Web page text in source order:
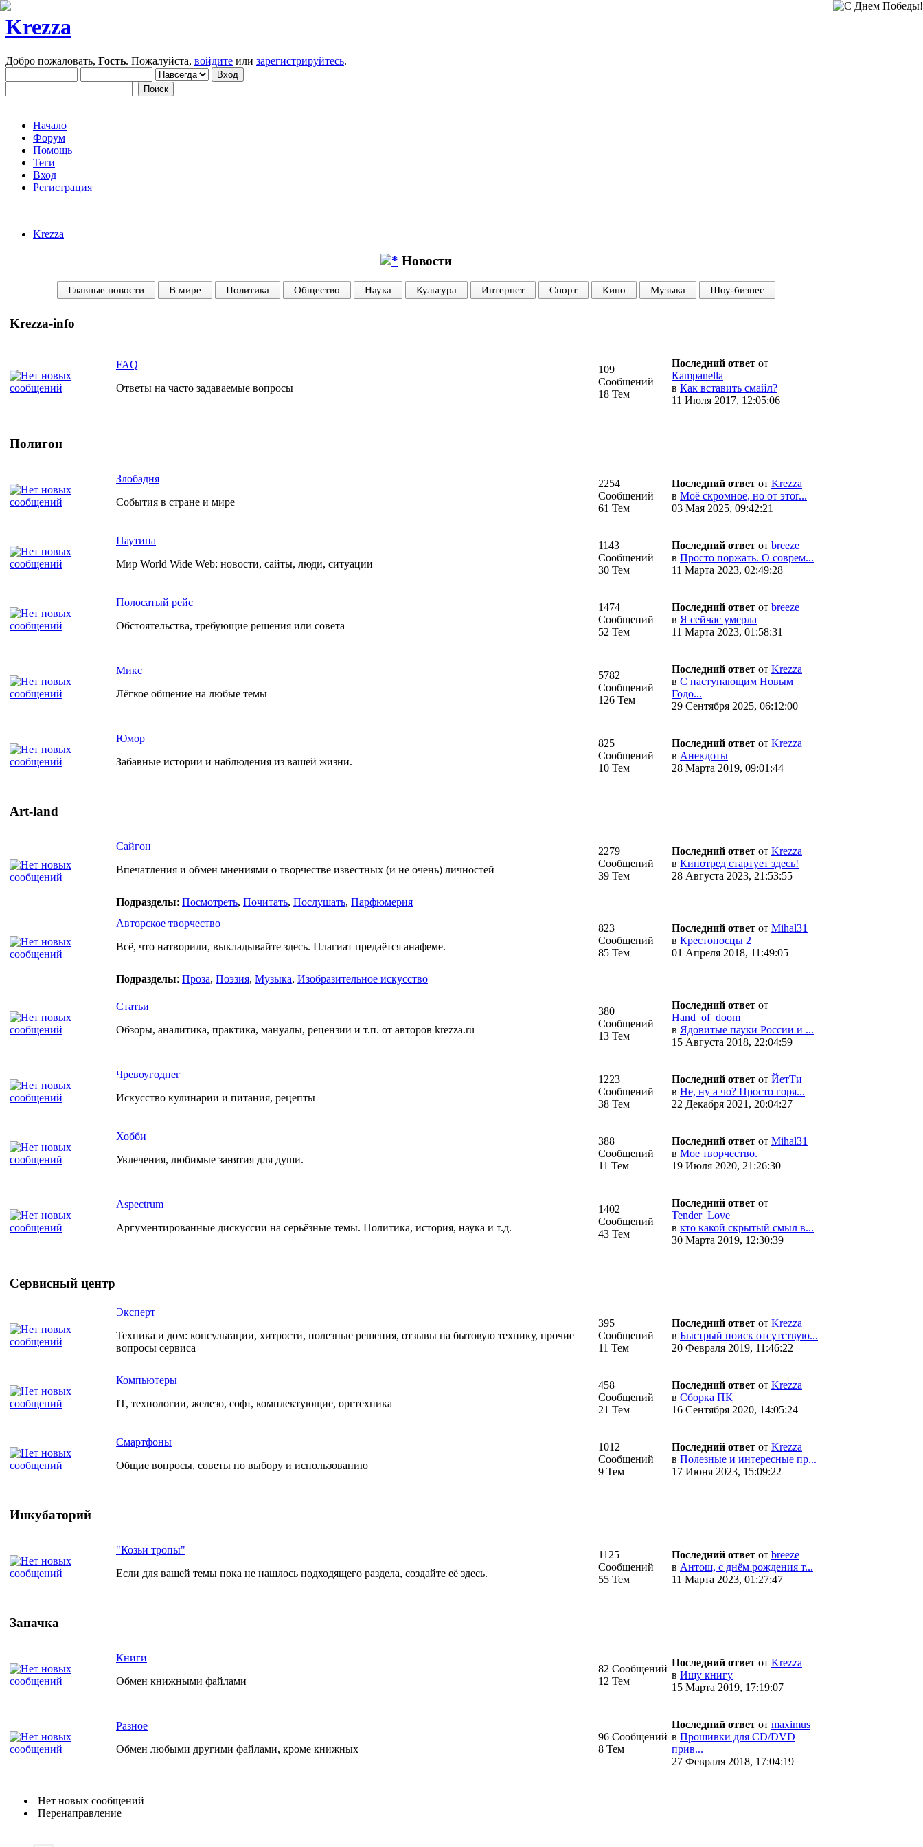
Krezza
Добро пожаловать, Гость. Пожалуйста, войдите или зарегистрируйтесь.
Начало
Форум
Помощь
Теги
Вход
Регистрация
Krezza
Новости
Главные новости В мире Политика Общество Наука Культура Интернет Спорт Кино Музыка Шоу-бизнес
Krezza-info
FAQ
Ответы на часто задаваемые вопросы
109
Сообщений
18 Тем
Последний ответ от
Кampanella
в Как вставить смайл?
11 Июля 2017, 12:05:06
Полигон
Злобадня
События в стране и мире
2254
Сообщений
61 Тем
Последний ответ от Krezza
в Моё скромное, но от этог...
03 Мая 2025, 09:42:21
Паутина
Мир World Wide Web: новости, сайты, люди, ситуации
1143
Сообщений
30 Тем
Последний ответ от breeze
в Просто поржать. О соврем...
11 Марта 2023, 02:49:28
Полосатый рейс
Обстоятельства, требующие решения или совета
1474
Сообщений
52 Тем
Последний ответ от breeze
в Я сейчас умерла
11 Марта 2023, 01:58:31
Микс
Лёгкое общение на любые темы
5782
Сообщений
126 Тем
Последний ответ от Krezza
в С наступающим Новым
Годо...
29 Сентября 2025, 06:12:00
Юмор
Забавные истории и наблюдения из вашей жизни.
825
Сообщений
10 Тем
Последний ответ от Krezza
в Анекдоты
28 Марта 2019, 09:01:44
Art-land
Сайгон
Впечатления и обмен мнениями о творчестве известных (и не очень) личностей
2279
Сообщений
39 Тем
Последний ответ от Krezza
в Кинотред стартует здесь!
28 Августа 2023, 21:53:55
Подразделы: Посмотреть, Почитать, Послушать, Парфюмерия
Авторское творчество
Всё, что натворили, выкладывайте здесь. Плагиат предаётся анафеме.
823
Сообщений
85 Тем
Последний ответ от Mihal31
в Крестоносцы 2
01 Апреля 2018, 11:49:05
Подразделы: Проза, Поэзия, Музыка, Изобразительное искусство
Статьи
Обзоры, аналитика, практика, мануалы, рецензии и т.п. от авторов krezza.ru
380
Сообщений
13 Тем
Последний ответ от
Hand_of_doom
в Ядовитые пауки России и ...
15 Августа 2018, 22:04:59
Чревоугоднег
Искусство кулинарии и питания, рецепты
1223
Сообщений
38 Тем
Последний ответ от ЙетТи
в Не, ну а чо? Просто горя...
22 Декабря 2021, 20:04:27
Хобби
Увлечения, любимые занятия для души.
388
Сообщений
11 Тем
Последний ответ от Mihal31
в Мое творчество.
19 Июля 2020, 21:26:30
Aspectrum
Аргументированные дискуссии на серьёзные темы. Политика, история, наука и т.д.
1402
Сообщений
43 Тем
Последний ответ от
Tender_Love
в кто какой скрытый смыл в...
30 Марта 2019, 12:30:39
Сервисный центр
Эксперт
Техника и дом: консультации, хитрости, полезные решения, отзывы на бытовую технику, прочие
вопросы сервиса
395
Сообщений
11 Тем
Последний ответ от Krezza
в Быстрый поиск отсутствую...
20 Февраля 2019, 11:46:22
Компьютеры
IT, технологии, железо, софт, комплектующие, оргтехника
458
Сообщений
21 Тем
Последний ответ от Krezza
в Сборка ПК
16 Сентября 2020, 14:05:24
Смартфоны
Общие вопросы, советы по выбору и использованию
1012
Сообщений
9 Тем
Последний ответ от Krezza
в Полезные и интересные пр...
17 Июня 2023, 15:09:22
Инкубаторий
"Козьи тропы"
Если для вашей темы пока не нашлось подходящего раздела, создайте её здесь.
1125
Сообщений
55 Тем
Последний ответ от breeze
в Антош, с днём рождения т...
11 Марта 2023, 01:27:47
Заначка
Книги
Обмен книжными файлами
82 Сообщений
12 Тем
Последний ответ от Krezza
в Ищу книгу
15 Марта 2019, 17:19:07
Разное
Обмен любыми другими файлами, кроме книжных
96 Сообщений
8 Тем
Последний ответ от maximus
в Прошивки для CD/DVD
прив...
27 Февраля 2018, 17:04:19
Нет новых сообщений
Перенаправление